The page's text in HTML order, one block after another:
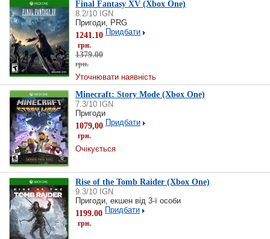
Final Fantasy XV (Xbox One)
8.2/10 IGN
Пригоди, PRG
1241.10
грн.
1379.00
грн.
Придбати
Уточнювати наявність
Minecraft: Story Mode (Xbox One)
7.3/10 IGN
Пригоди
1079,00
грн.
Придбати
Очікується
Rise of the Tomb Raider (Xbox One)
9.3/10 IGN
Пригоди, екшен від 3-ї особи
1199.00
грн.
Придбати